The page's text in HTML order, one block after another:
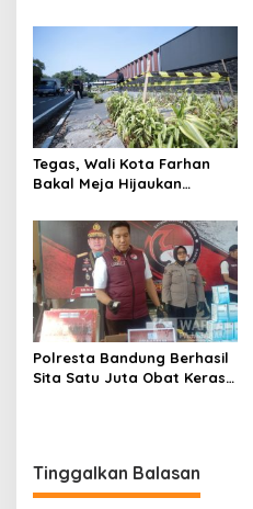
Cimahi Lakukan
Tegas, Wali Kota Farhan
Bakal Meja Hijaukan
Riau
Polresta Bandung Berhasil
Sita Satu Juta Obat Keras
Tinggalkan Balasan